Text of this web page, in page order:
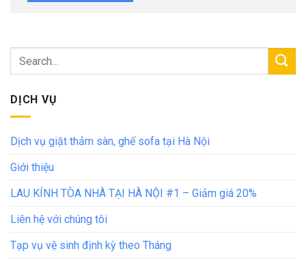
DỊCH VỤ
Dịch vụ giặt thảm sàn, ghế sofa tại Hà Nội
Giới thiệu
LAU KÍNH TÒA NHÀ TẠI HÀ NỘI #1 – Giảm giá 20%
Liên hệ với chúng tôi
Tạp vụ vệ sinh định kỳ theo Tháng